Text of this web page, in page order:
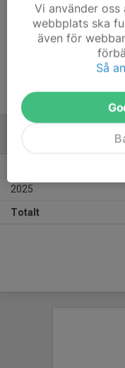
Position
-
9
ALLA
2025
Totalt
Vi använder
webbplats ska
även för
Så